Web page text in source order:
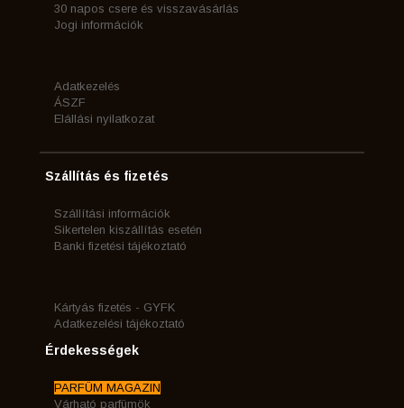
30 napos csere és visszavásárlás
Jogi információk
Adatkezelés
ÁSZF
Elállási nyilatkozat
Szállítás és fizetés
Szállítási információk
Sikertelen kiszállítás esetén
Banki fizetési tájékoztató
Kártyás fizetés - GYFK
Adatkezelési tájékoztató
Érdekességek
PARFÜM MAGAZIN
Várható parfümök